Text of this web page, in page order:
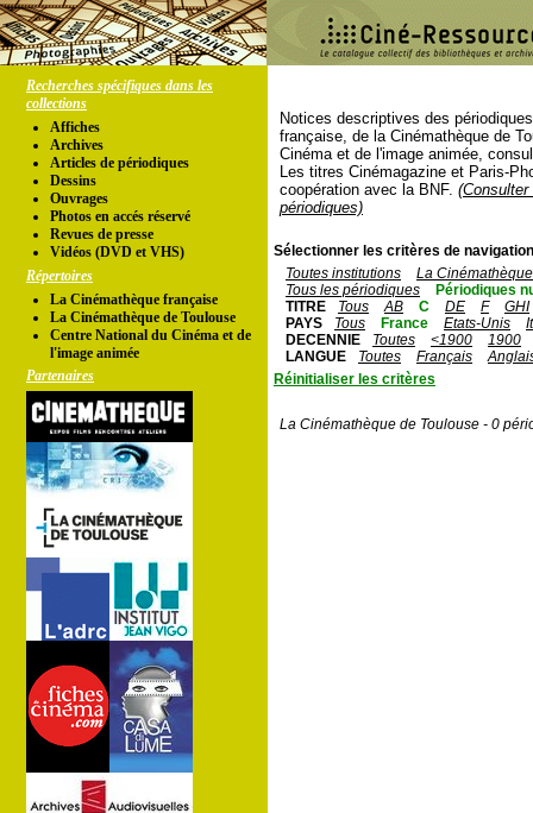
Recherches spécifiques dans les
collections
Affiches
Archives
Articles de périodiques
Dessins
Ouvrages
Photos en accés réservé
Revues de presse
Vidéos (DVD et VHS)
Répertoires
La Cinémathèque française
La Cinémathèque de Toulouse
Centre National du Cinéma et de
l'image animée
Partenaires
Notices descriptives des
française, de la Cinémathèque de
Cinéma et de l'image animée,
Les titres Cinémagazine et Paris-
coopération avec la BNF.
périodiques)
Sélectionner les critères de
Toutes institutions
La
Tous les périodiques
Périodiques
TITRE
Tous AB C DE F
GHI
PAYS
Tous France Etats-Unis
DECENNIE
Toutes <1900
1900
LANGUE
Toutes Français
Réinitialiser les critères
La Cinémathèque de Toulouse - 0